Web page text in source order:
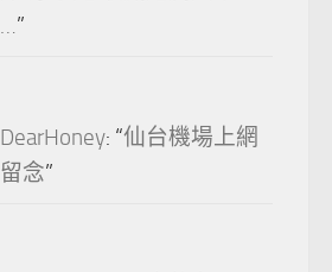
…”
DearHoney: “仙台機場上網
留念”